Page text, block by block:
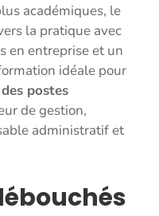
académiques, le
la pratique avec
en entreprise et un
idéale pour
postes
de gestion,
administratif et